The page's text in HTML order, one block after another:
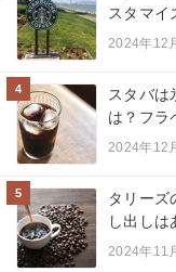
スタマイ
2024年12
4
スタバは
は？フラ
2024年12
5
タリーズ
し出しは
2024年11